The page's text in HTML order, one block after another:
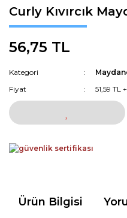
Curly Kıvırcık
56,75 TL
Kategori
Fiyat
51,59 TL
Ürün Bilgisi